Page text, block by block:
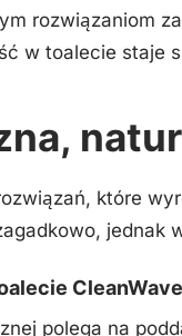
rozwiązaniom
w toalecie staje
które
polega na